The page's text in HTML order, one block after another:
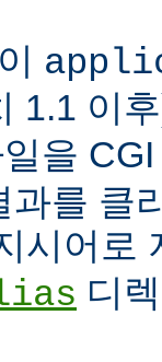
1.1 이
을
과를 클
시어로
디